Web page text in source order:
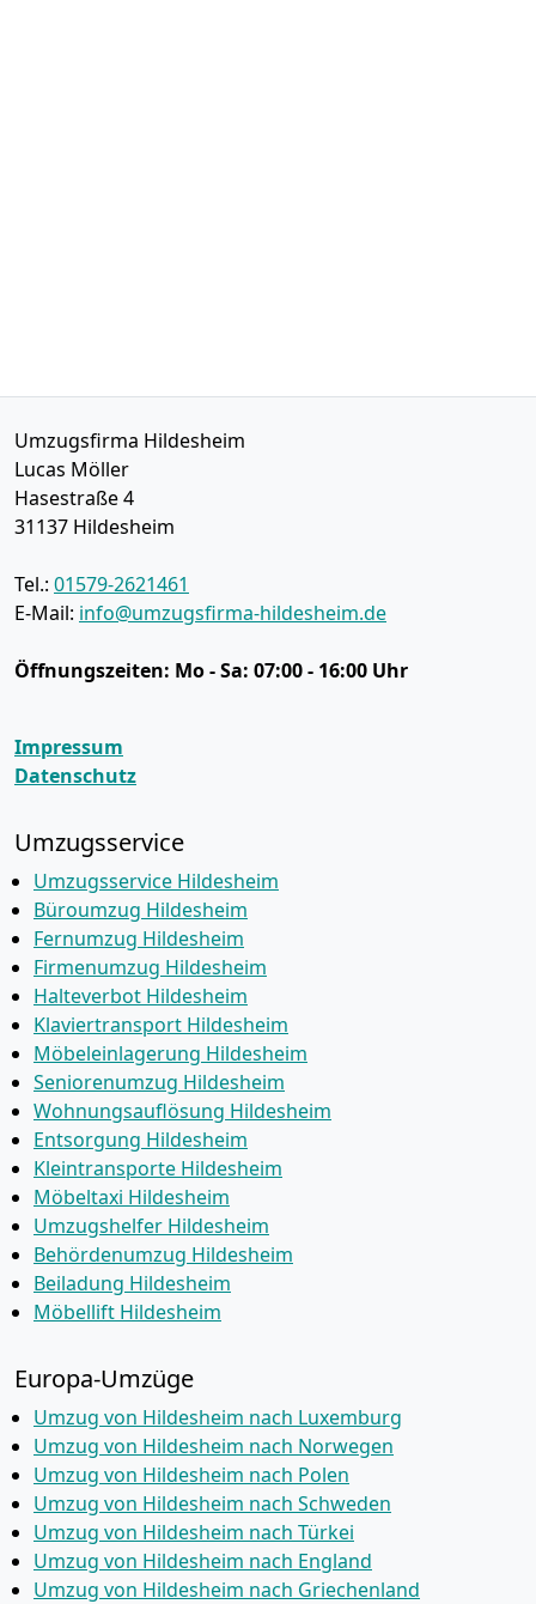
Umzugsfirma Hildesheim
Lucas Möller
Hasestraße 4
31137 Hildesheim
Tel.: 01579-2621461
E-Mail: info@umzugsfirma-hildesheim.de
Öffnungszeiten: Mo - Sa: 07:00 - 16:00 Uhr
Impressum
Datenschutz
Umzugsservice
Umzugsservice Hildesheim
Büroumzug Hildesheim
Fernumzug Hildesheim
Firmenumzug Hildesheim
Halteverbot Hildesheim
Klaviertransport Hildesheim
Möbeleinlagerung Hildesheim
Seniorenumzug Hildesheim
Wohnungsauflösung Hildesheim
Entsorgung Hildesheim
Kleintransporte Hildesheim
Möbeltaxi Hildesheim
Umzugshelfer Hildesheim
Behördenumzug Hildesheim
Beiladung Hildesheim
Möbellift Hildesheim
Europa-Umzüge
Umzug von Hildesheim nach Luxemburg
Umzug von Hildesheim nach Norwegen
Umzug von Hildesheim nach Polen
Umzug von Hildesheim nach Schweden
Umzug von Hildesheim nach Türkei
Umzug von Hildesheim nach England
Umzug von Hildesheim nach Griechenland